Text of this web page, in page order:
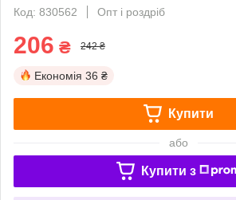
Код: 830562
Опт і роздріб
206 ₴ 242 ₴
Економія 36 ₴
Купити
або
Купити з